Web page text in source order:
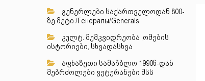
გენერლები საქართველოდან 800-
ზე მეტი /Генералы/Generals
კულტ. მემკვიდრეობა ,ომების
ისტორიები, სხვადასხვა
აფხაზეთი სამაჩბლო 1990წ-დან
მებრძოლები ვეტერანები შსს